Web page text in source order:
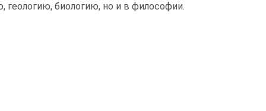
геологию, биологию, но и в философии.